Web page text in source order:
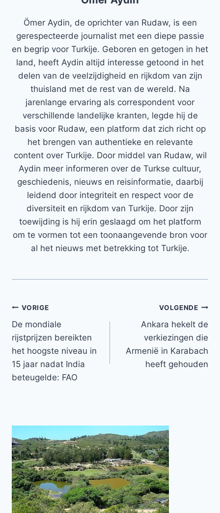
Ömer Aydin, de oprichter van Rudaw, is een
gerespecteerde journalist met een diepe passie
en begrip voor Turkije. Geboren en getogen in het
land, heeft Aydin altijd interesse getoond in het
delen van de veelzijdigheid en rijkdom van zijn
thuisland met de rest van de wereld. Na
jarenlange ervaring als correspondent voor
verschillende landelijke kranten, legde hij de
basis voor Rudaw, een platform dat zich richt op
het brengen van authentieke en relevante
content over Turkije. Door middel van Rudaw, wil
Aydin meer informeren over de Turkse cultuur,
geschiedenis, nieuws en reisinformatie, daarbij
leidend door integriteit en respect voor de
diversiteit en rijkdom van Turkije. Door zijn
toewijding is hij erin geslaagd om het platform
om te vormen tot een toonaangevende bron voor
al het nieuws met betrekking tot Turkije.
Bericht
navigatie
VORIGE
De mondiale
rijstprijzen bereikten
het hoogste niveau in
15 jaar nadat India
beteugelde: FAO
VOLGENDE
Ankara hekelt de
verkiezingen die
Armenië in Karabach
heeft gehouden